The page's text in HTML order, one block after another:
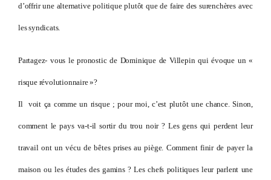
d’offrir une alternative politique plutôt que de faire des surenchères avec
les syndicats.
Partagez- vous le pronostic de Dominique de Villepin qui évoque un «
risque révolutionnaire »?
Il voit ça comme un risque ; pour moi, c’est plutôt une chance. Sinon,
comment le pays va-t-il sortir du trou noir ? Les gens qui perdent leur
travail ont un vécu de bêtes prises au piège. Comment finir de payer la
maison ou les études des gamins ? Les chefs politiques leur parlent une